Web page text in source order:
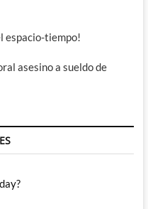
espacio-tiempo!
asesino a sueldo de